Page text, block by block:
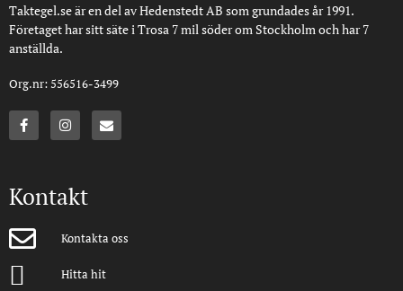
Taktegel.se är en del av Hedenstedt AB som grundades år 1991.
Företaget har sitt säte i Trosa 7 mil söder om Stockholm och har 7
anställda.
Org.nr: 556516-3499
Kontakt
Kontakta oss
Hitta hit